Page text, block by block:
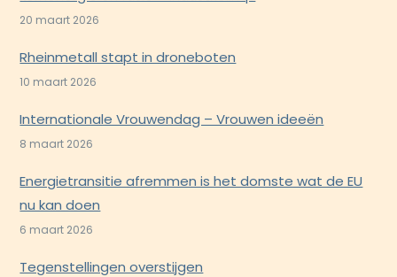
20 maart 2026
Rheinmetall stapt in droneboten
10 maart 2026
Internationale Vrouwendag – Vrouwen ideeën
8 maart 2026
Energietransitie afremmen is het domste wat de EU
nu kan doen
6 maart 2026
Tegenstellingen overstijgen